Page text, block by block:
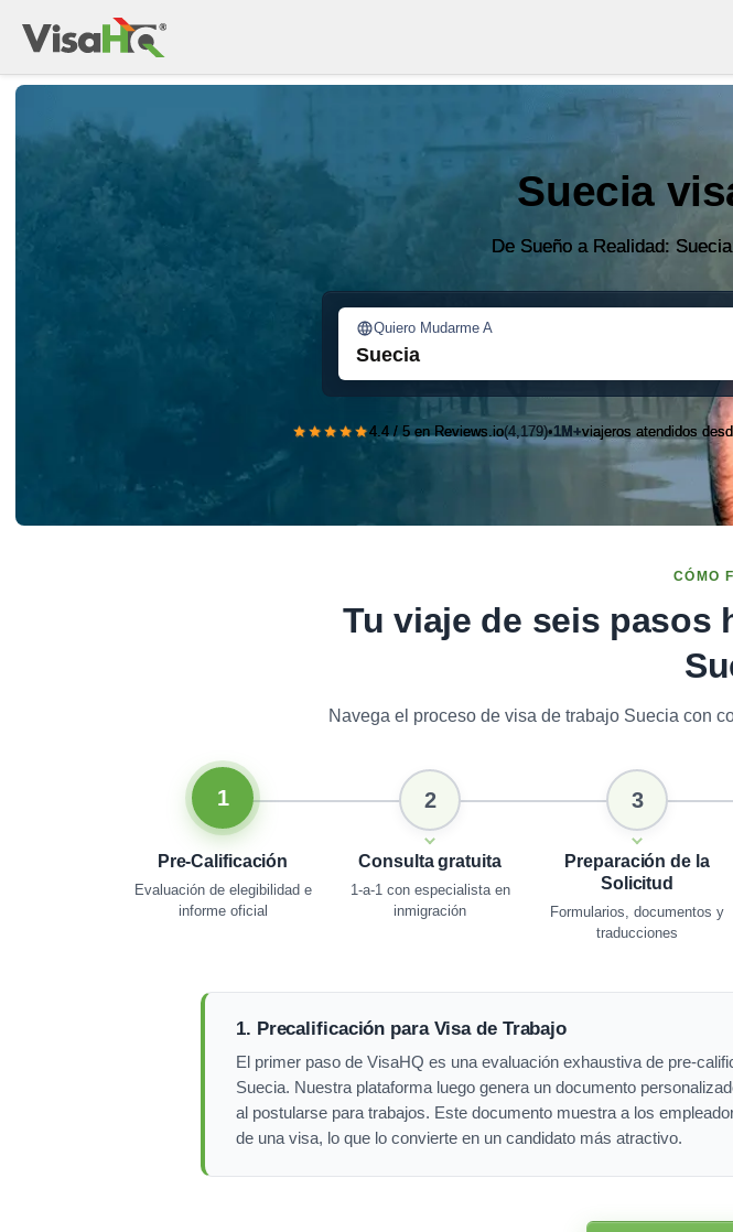
Suecia
De Sueño a Realidad:
Quiero Mudarme A
Suecia
★★★★★4.4 / 5 en Reviews.io(4,179)•1M+viajeros atendidos
CÓMO
Tu viaje de seis pasos
Navega el proceso de visa de trabajo Suecia con
1
Pre-Calificación
Evaluación de elegibilidad e
informe oficial
2
Consulta gratuita
1-a-1 con especialista en
inmigración
3
Preparación de la
Solicitud
Formularios, documentos y
traducciones
1. Precalificación para Visa de Trabajo
El primer paso de VisaHQ es una evaluación exhaustiva de pre-
Suecia. Nuestra plataforma luego genera un documento
al postularse para trabajos. Este documento muestra a los
de una visa, lo que lo convierte en un candidato más atractivo.